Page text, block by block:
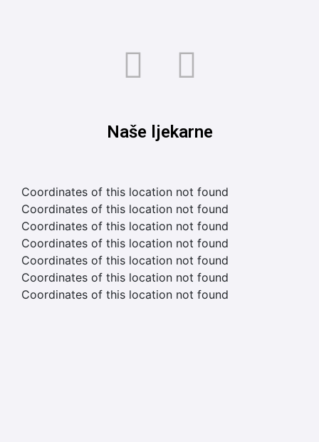
Naše ljekarne
Coordinates of this location not found
Coordinates of this location not found
Coordinates of this location not found
Coordinates of this location not found
Coordinates of this location not found
Coordinates of this location not found
Coordinates of this location not found